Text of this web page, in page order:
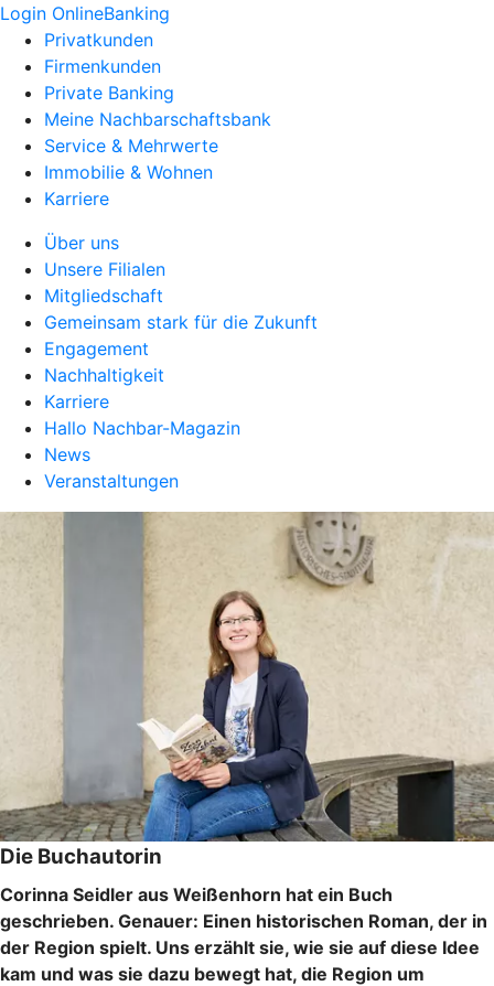
Login OnlineBanking
Privatkunden
Firmenkunden
Private Banking
Meine Nachbarschaftsbank
Service & Mehrwerte
Immobilie & Wohnen
Karriere
Über uns
Unsere Filialen
Mitgliedschaft
Gemeinsam stark für die Zukunft
Engagement
Nachhaltigkeit
Karriere
Hallo Nachbar-Magazin
News
Veranstaltungen
Die Buchautorin
Corinna Seidler aus Weißenhorn hat ein Buch
geschrieben. Genauer: Einen historischen Roman, der in
der Region spielt. Uns erzählt sie, wie sie auf diese Idee
kam und was sie dazu bewegt hat, die Region um